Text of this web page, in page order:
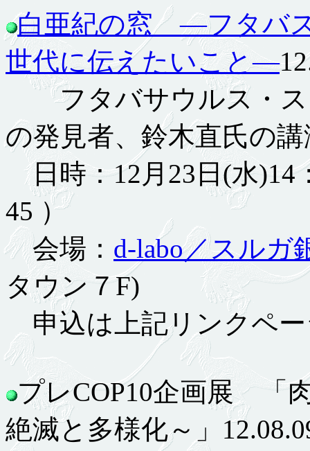
白亜紀の窓 ―フタバ
世代に伝えたいこと―
フタバサウルス・ス
の発見者、鈴木直氏の
日時：12月23日(水)14
45 ）
会場： d-labo／スルガ
タウン７F)
申込は上記リンクペ
プレCOP10企画展 「
絶滅と多様化～」